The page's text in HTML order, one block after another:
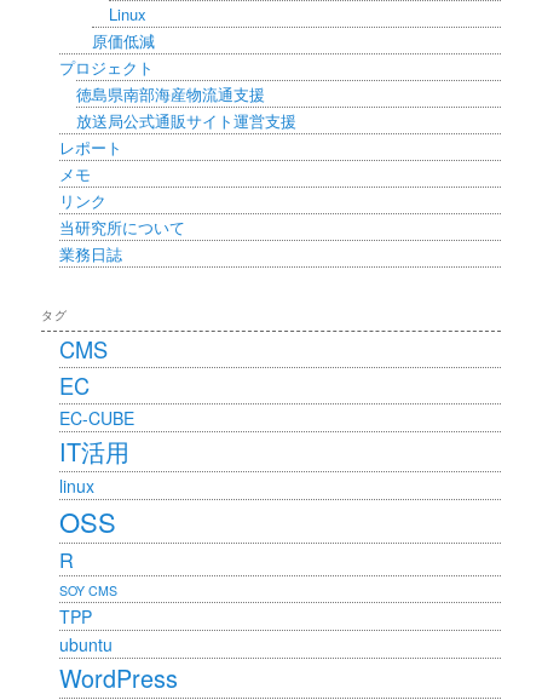
Linux
原価低減
プロジェクト
徳島県南部海産物流通支援
放送局公式通販サイト運営支援
レポート
メモ
リンク
当研究所について
業務日誌
タグ
CMS
EC
EC-CUBE
IT活用
linux
OSS
R
SOY CMS
TPP
ubuntu
WordPress